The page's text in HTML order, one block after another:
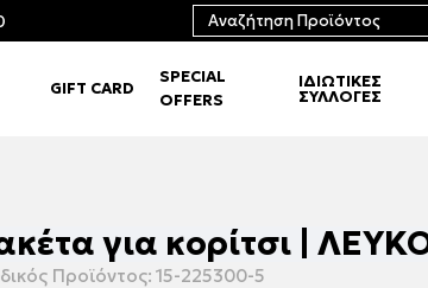
GIFT CARD
SPECIAL
OFFERS
ΙΔΙΩΤΙΚΕΣ
ΣΥΛΛΟΓΕΣ
για κορίτσι |
Προϊόντος: 15-225300-5